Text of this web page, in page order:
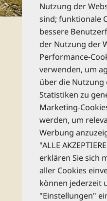
zu den
Abonnieren Sie
monatlichen
bestens informiert
und
How
Rechtliche
Nutzung der
sind; funktionale
bessere
der Nutzung der
Performance-
verwenden, um
über die Nutzung
Statistiken zu
Marketing-
werden, um
Werbung
"ALLE
erklären Sie sich
aller Cookies
können jederzeit
"Einstellungen"